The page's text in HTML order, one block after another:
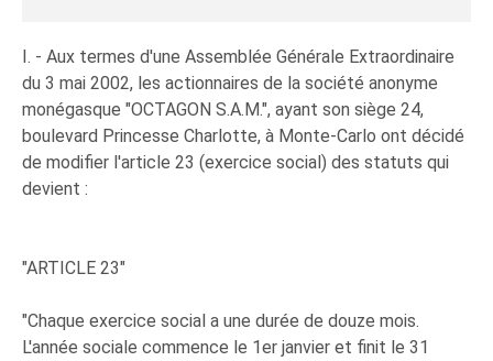
I. - Aux termes d'une Assemblée Générale Extraordinaire
du 3 mai 2002, les actionnaires de la société anonyme
monégasque "OCTAGON S.A.M.", ayant son siège 24,
boulevard Princesse Charlotte, à Monte-Carlo ont décidé
de modifier l'article 23 (exercice social) des statuts qui
devient :
"ARTICLE 23"
"Chaque exercice social a une durée de douze mois.
L'année sociale commence le 1er janvier et finit le 31